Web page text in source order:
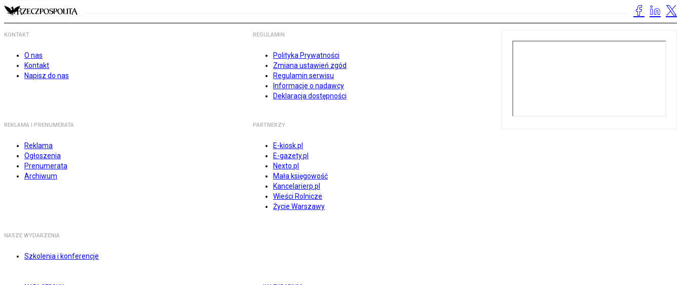
KONTAKT
O nas
Kontakt
Napisz do nas
REGULAMIN
Polityka Prywatności
Zmiana ustawień zgód
Regulamin serwisu
Informacje o nadawcy
Deklaracja dostępności
REKLAMA I PRENUMERATA
Reklama
Ogłoszenia
Prenumerata
Archiwum
PARTNERZY
E-kiosk.pl
E-gazety.pl
Nexto.pl
Mała księgowość
Kancelarierp.pl
Wieści Rolnicze
Życie Warszawy
NASZE WYDARZENIA
Szkolenia i konferencje